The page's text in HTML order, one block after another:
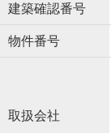
建築確認番号
物件番号
取扱会社